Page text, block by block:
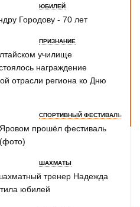
ЮБИЛЕЙ
Городову - 70 лет
ПРИЗНАНИЕ
училище
награждение
отрасли региона ко Дню
СПОРТИВНЫЙ ФЕСТИВАЛЬ
прошёл фестиваль
ШАХМАТЫ
тренер Надежда
юбилей